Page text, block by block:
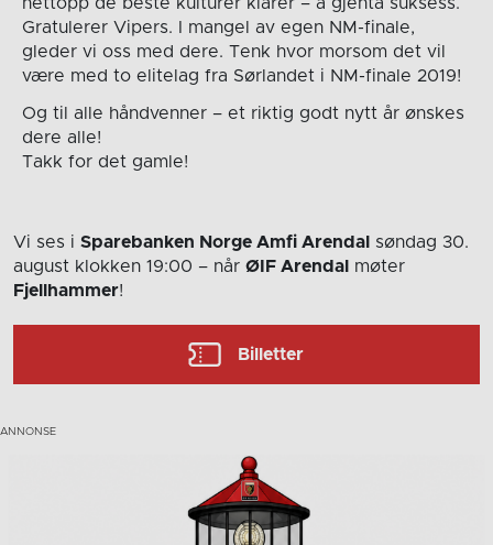
Gratulerer Vipers. I mangel av egen NM-finale,
gleder vi oss med dere. Tenk hvor morsom det vil
være med to elitelag fra Sørlandet i NM-finale 2019!
Og til alle håndvenner – et riktig godt nytt år ønskes
dere alle!
Takk for det gamle!
Vi ses i Sparebanken Norge Amfi Arendal
søndag 30.
august klokken 19:00 – når ØIF Arendal
møter
Fjellhammer!
Billetter